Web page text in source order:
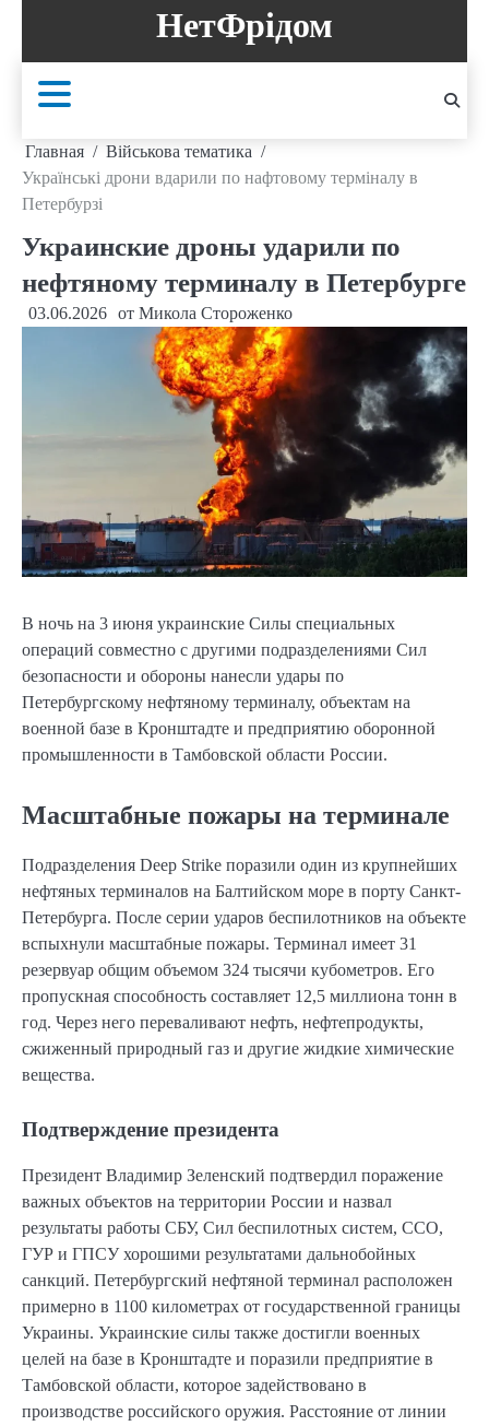
содержанию
НетФрідом
Главная
Військова тематика
Українські дрони вдарили по нафтовому терміналу в
Петербурзі
Украинские дроны ударили по
нефтяному терминалу в Петербурге
03.06.2026 от Микола Стороженко
В ночь на 3 июня украинские Силы специальных
операций совместно с другими подразделениями Сил
безопасности и обороны нанесли удары по
Петербургскому нефтяному терминалу, объектам на
военной базе в Кронштадте и предприятию оборонной
промышленности в Тамбовской области России.
Масштабные пожары на терминале
Подразделения Deep Strike поразили один из крупнейших
нефтяных терминалов на Балтийском море в порту Санкт-
Петербурга. После серии ударов беспилотников на объекте
вспыхнули масштабные пожары. Терминал имеет 31
резервуар общим объемом 324 тысячи кубометров. Его
пропускная способность составляет 12,5 миллиона тонн в
год. Через него переваливают нефть, нефтепродукты,
сжиженный природный газ и другие жидкие химические
вещества.
Подтверждение президента
Президент Владимир Зеленский подтвердил поражение
важных объектов на территории России и назвал
результаты работы СБУ, Сил беспилотных систем, ССО,
ГУР и ГПСУ хорошими результатами дальнобойных
санкций. Петербургский нефтяной терминал расположен
примерно в 1100 километрах от государственной границы
Украины. Украинские силы также достигли военных
целей на базе в Кронштадте и поразили предприятие в
Тамбовской области, которое задействовано в
производстве российского оружия. Расстояние от линии